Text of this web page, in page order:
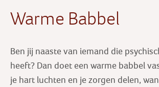
Warme Babbel
Ben jij naaste van iemand die
heeft? Dan doet een warme babbel
je hart luchten en je zorgen delen,